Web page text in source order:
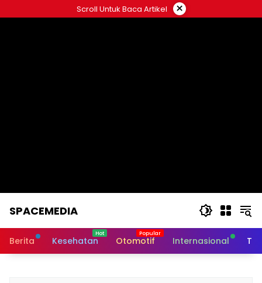
to
Scroll Untuk Baca Artikel ×
SPACEMEDIA
Berita Kesehatan Otomotif Internasional